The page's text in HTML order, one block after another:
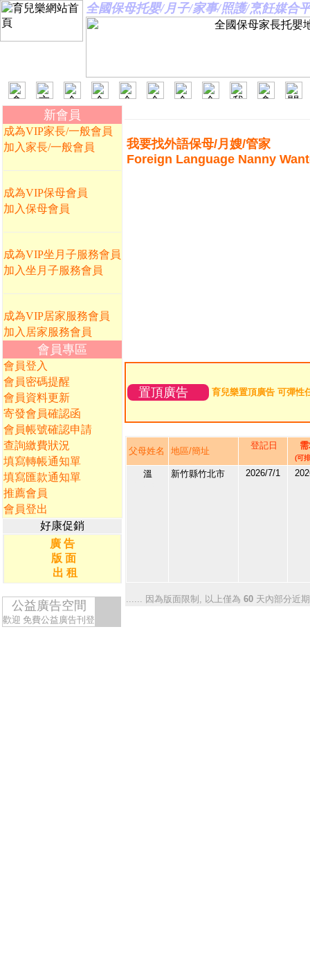
全國保母托嬰/月子/家事/照護/烹飪媒合
新會員
成為VIP家長/一般會員
加入家長/一般會員
成為VIP保母會員
加入保母會員
成為VIP坐月子服務會員
加入坐月子服務會員
成為VIP居家服務會員
加入居家服務會員
會員專區
會員登入
會員密碼提醒
會員資料更新
寄發會員確認函
會員帳號確認申請
查詢繳費狀況
填寫轉帳通知單
填寫匯款通知單
推薦會員
會員登出
好康促銷
廣 告
版 面
出 租
公益廣告空間
歡迎 免費公益廣告刊登
我要找外語保母/月嫂/管家
Foreign Language Nanny
置頂廣告 育兒樂置頂廣告 可彈性
父母姓名 地區/簡址
登記日
(可
溫 新竹縣竹北市 2026/7/1
...... 因為版面限制, 以上僅為 60 天內部分近